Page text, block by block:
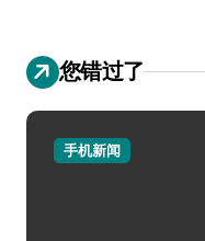
您错过了
手机新闻